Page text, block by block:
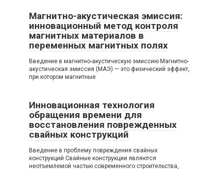
Магнитно-акустическая эмиссия:
инновационный метод контроля
магнитных материалов в
переменных магнитных полях
Введение в магнитно-акустическую эмиссию Магнитно-
акустическая эмиссия (МАЭ) — это физический эффект,
при котором магнитные
Инновационная технология
обращения времени для
восстановления поврежденных
свайных конструкций
Введение в проблему повреждения свайных
конструкций Свайные конструкции являются
неотъемлемой частью современного строительства,